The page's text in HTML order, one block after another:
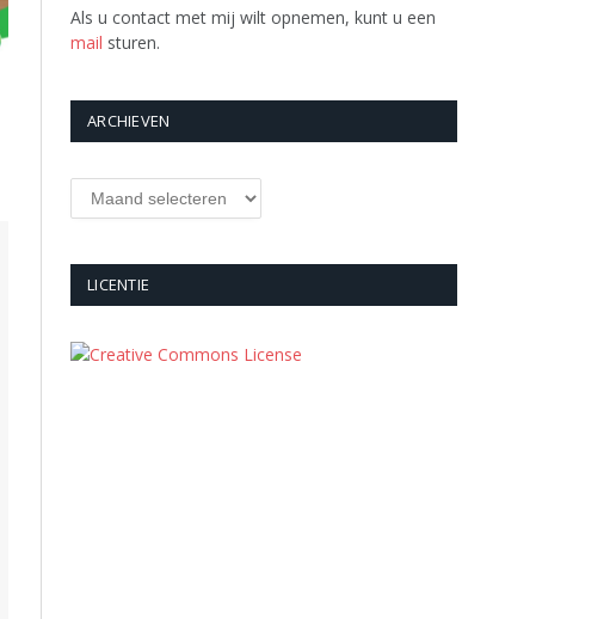
Als u contact met mij wilt opnemen, kunt u een
mail sturen.
ARCHIEVEN
LICENTIE